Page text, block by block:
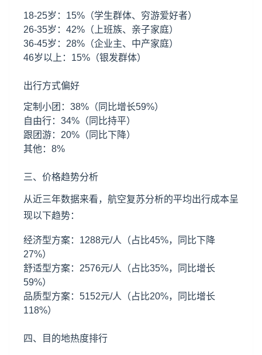
18-25岁：15%（学生群体、穷游爱好者）
26-35岁：42%（上班族、亲子家庭）
36-45岁：28%（企业主、中产家庭）
46岁以上：15%（银发群体）
出行方式偏好
定制小团：38%（同比增长59%）
自由行：34%（同比持平）
跟团游：20%（同比下降）
其他：8%
三、价格趋势分析
从近三年数据来看，航空复苏分析的平均出行成本呈
现以下趋势：
经济型方案：1288元/人（占比45%，同比下降
27%）
舒适型方案：2576元/人（占比35%，同比增长
59%）
品质型方案：5152元/人（占比20%，同比增长
118%）
四、目的地热度排行